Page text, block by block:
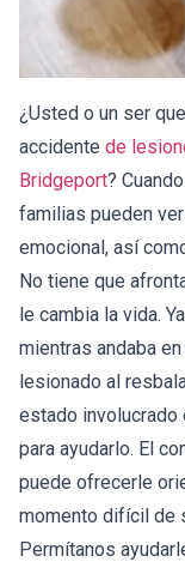
¿Usted o un ser
accidente de
Bridgeport?
familias pueden
emocional, así
No tiene que
le cambia la vida.
mientras andaba
lesionado al
estado involucrado
para ayudarlo. El
puede ofrecerle
momento difícil de
Permítanos